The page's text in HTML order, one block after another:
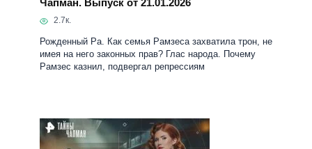
Караван несчастий. Тайны Чапман. Выпуск